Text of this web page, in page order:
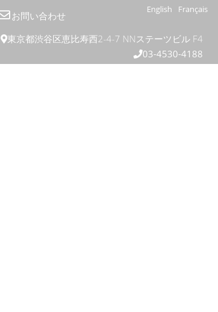
お問い合わせ
Français
English
東京都渋谷区恵比寿西2-4-7 NNステーツビル F4
03-4530-4188